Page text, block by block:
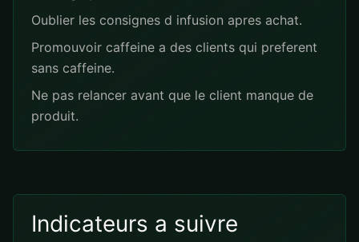
Oublier les consignes d infusion apres achat.
Promouvoir caffeine a des clients qui preferent
sans caffeine.
Ne pas relancer avant que le client manque de
produit.
Indicateurs a suivre